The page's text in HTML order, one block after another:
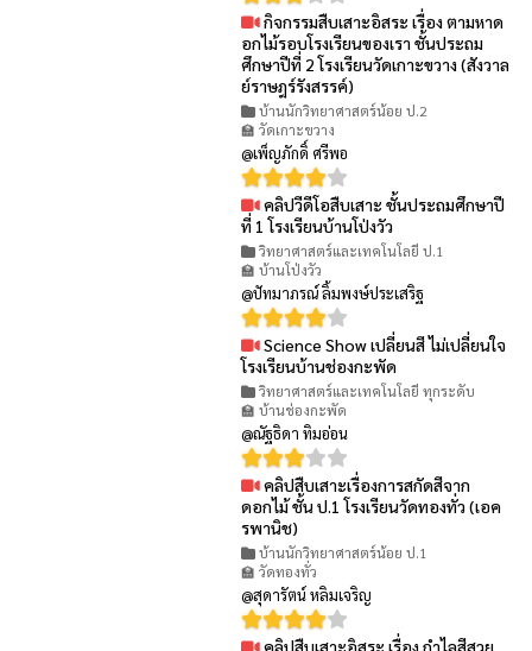
กิจกรรมสืบเสาะอิสระ เรื่อง ตามหาด
อกไม้รอบโรงเรียนของเรา ชั้นประถม
ศึกษาปีที่ 2 โรงเรียนวัดเกาะขวาง (สังวาล
ย์ราษฎร์รังสรรค์)
บ้านนักวิทยาศาสตร์น้อย ป.2
🏫 วัดเกาะขวาง
@เพ็ญภักดิ์ ศรีพอ
คลิปวีดีโอสืบเสาะ ชั้นประถมศึกษาปี
ที่ 1 โรงเรียนบ้านโป่งวัว
วิทยาศาสตร์และเทคโนโลยี ป.1
🏫 บ้านโป่งวัว
@ปัทมาภรณ์ ลิ้มพงษ์ประเสริฐ
Science Show เปลี่ยนสี ไม่เปลี่ยนใจ
โรงเรียนบ้านช่องกะพัด
วิทยาศาสตร์และเทคโนโลยี ทุกระดับ
🏫 บ้านช่องกะพัด
@ณัฐธิดา ทิมอ่อน
คลิปสืบเสาะเรื่องการสกัดสีจาก
ดอกไม้ ชั้น ป.1 โรงเรียนวัดทองทั่ว (เอค
รพานิช)
บ้านนักวิทยาศาสตร์น้อย ป.1
🏫 วัดทองทั่ว
@สุดารัตน์ หลิมเจริญ
คลิปสืบเสาะอิสระ เรื่อง กำไลสีสวย